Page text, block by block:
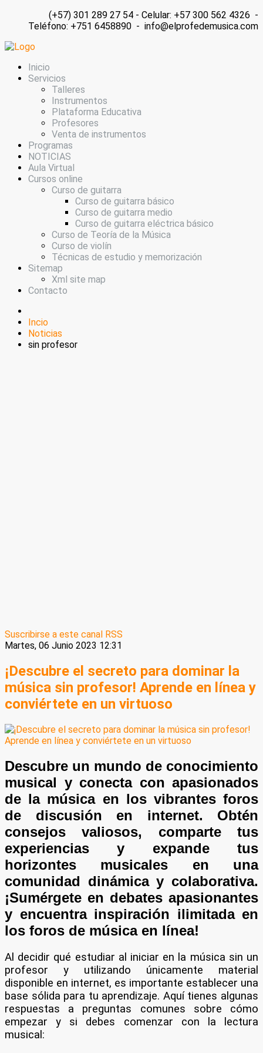
(+57) 301 289 27 54 - Celular: +57 300 562 4326 -
Teléfono: +751 6458890 - info@elprofedemusica.com
Inicio
Servicios
Talleres
Instrumentos
Plataforma Educativa
Profesores
Venta de instrumentos
Programas
NOTICIAS
Aula Virtual
Cursos online
Curso de guitarra
Curso de guitarra básico
Curso de guitarra medio
Curso de guitarra eléctrica básico
Curso de Teoría de la Música
Curso de violín
Técnicas de estudio y memorización
Sitemap
Xml site map
Contacto
Incio
Noticias
sin profesor
Suscribirse a este canal RSS
Martes, 06 Junio 2023 12:31
¡Descubre el secreto para dominar la
música sin profesor! Aprende en línea y
conviértete en un virtuoso
Descubre un mundo de conocimiento
musical y conecta con apasionados
de la música en los vibrantes foros
de discusión en internet. Obtén
consejos valiosos, comparte tus
experiencias y expande tus
horizontes musicales en una
comunidad dinámica y colaborativa.
¡Sumérgete en debates apasionantes
y encuentra inspiración ilimitada en
los foros de música en línea!
Al decidir qué estudiar al iniciar en la música sin un
profesor y utilizando únicamente material
disponible en internet, es importante establecer una
base sólida para tu aprendizaje. Aquí tienes algunas
respuestas a preguntas comunes sobre cómo
empezar y si debes comenzar con la lectura
musical: